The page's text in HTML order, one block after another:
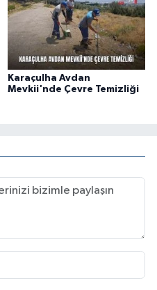
Karaçulha Avdan
Mevkii'nde Çevre Temizliği